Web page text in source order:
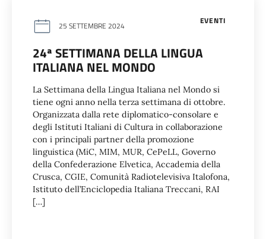
EVENTI
25 SETTEMBRE 2024
24ª SETTIMANA DELLA LINGUA
ITALIANA NEL MONDO
La Settimana della Lingua Italiana nel Mondo si
tiene ogni anno nella terza settimana di ottobre.
Organizzata dalla rete diplomatico-consolare e
degli Istituti Italiani di Cultura in collaborazione
con i principali partner della promozione
linguistica (MiC, MIM, MUR, CePeLL, Governo
della Confederazione Elvetica, Accademia della
Crusca, CGIE, Comunità Radiotelevisiva Italofona,
Istituto dell’Enciclopedia Italiana Treccani, RAI
[…]